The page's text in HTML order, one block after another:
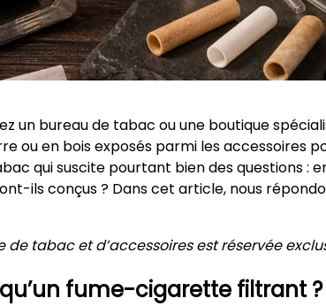
un bureau de tabac ou une boutique
ou en bois exposés parmi les accessoires
qui suscite pourtant bien des questions :
ils conçus ? Dans cet article, nous
de tabac et d’accessoires est réservée
fume-cigarette filtrant ?